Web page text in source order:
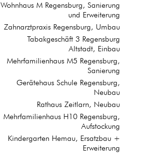
Wohnhaus M Regensburg, Sanierung
und Erweiterung
Zahnarztpraxis Regensburg, Umbau
Tabakgeschäft 3 Regensburg
Altstadt, Einbau
Mehrfamilienhaus M5 Regensburg,
Sanierung
Gerätehaus Schule Regensburg,
Neubau
Rathaus Zeitlarn, Neubau
Mehrfamilienhaus H10 Regensburg,
Aufstockung
Kindergarten Hemau, Ersatzbau +
Erweiterung